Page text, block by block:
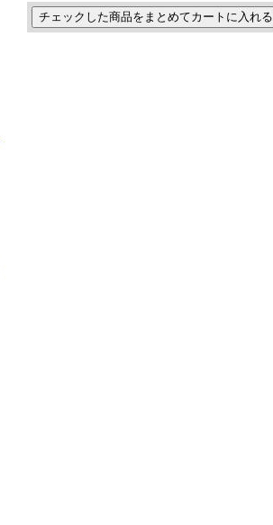
チェックした商品をまとめてカートに入れる